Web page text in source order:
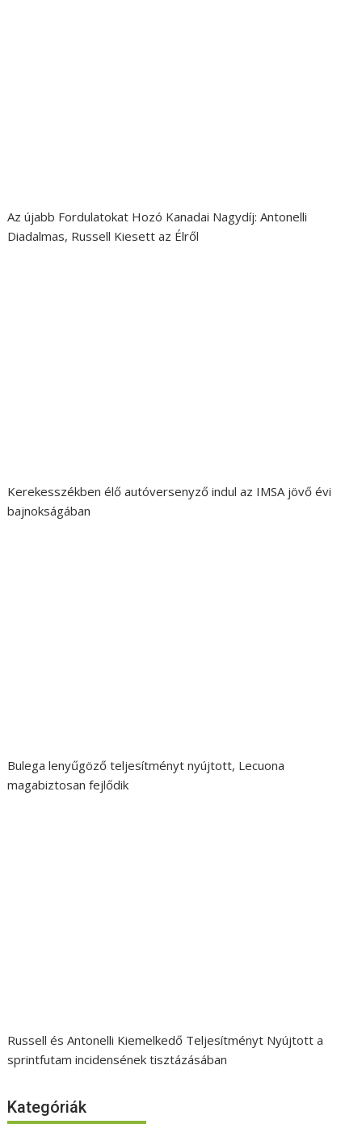
Az újabb Fordulatokat Hozó Kanadai Nagydíj: Antonelli
Diadalmas, Russell Kiesett az Élről
Kerekesszékben élő autóversenyző indul az IMSA jövő évi
bajnokságában
Bulega lenyűgöző teljesítményt nyújtott, Lecuona
magabiztosan fejlődik
Russell és Antonelli Kiemelkedő Teljesítményt Nyújtott a
sprintfutam incidensének tisztázásában
Kategóriák